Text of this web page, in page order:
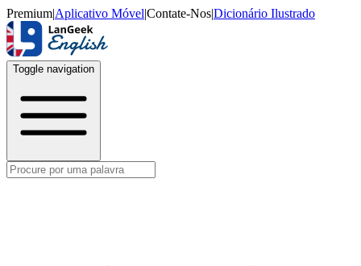
Premium|Aplicativo Móvel|Contate-Nos|Dicionário Ilustrado
Toggle navigation